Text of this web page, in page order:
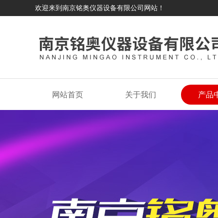
欢迎来到南京铭奥仪器设备有限公司网站！
网站首页 关于我们 产品